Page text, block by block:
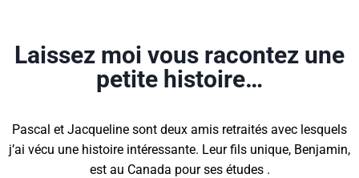
Laissez moi vous racontez une
petite histoire…
Pascal et Jacqueline sont deux amis retraités avec lesquels
j’ai vécu une histoire intéressante. Leur fils unique, Benjamin,
est au Canada pour ses études .